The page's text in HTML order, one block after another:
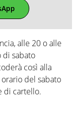
alle 20 o alle
di sabato
così alla
del sabato
di cartello.